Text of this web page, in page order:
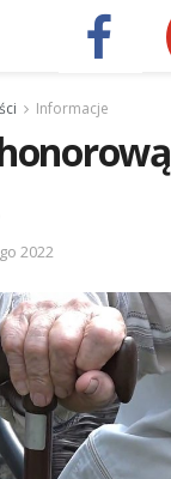
Informacje
2022